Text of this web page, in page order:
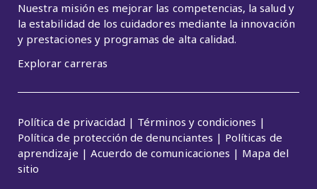
Nuestra misión es mejorar las competencias, la salud y
la estabilidad de los cuidadores mediante la innovación
y prestaciones y programas de alta calidad.
Explorar carreras
Política de privacidad | Términos y condiciones |
Política de protección de denunciantes | Políticas de
aprendizaje | Acuerdo de comunicaciones | Mapa del
sitio